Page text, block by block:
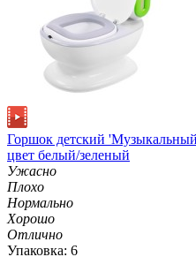
Горшок детский
цвет белый/зеленый
Ужасно
Плохо
Нормально
Хорошо
Отлично
Упаковка: 6